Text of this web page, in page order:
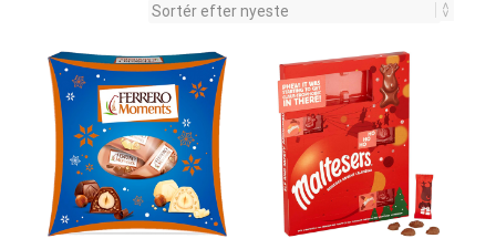
seneste